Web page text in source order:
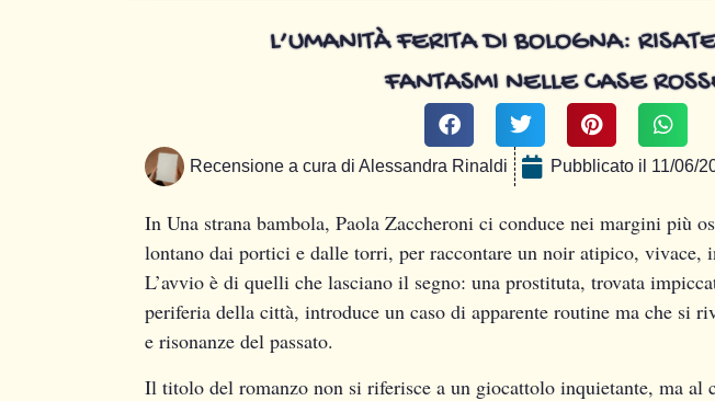
L’UMANITÀ FERITA DI BOLOGNA:
FANTASMI NELLE CASE
Recensione a cura di Alessandra Rinaldi Pubblicato il 11/06/
In Una strana bambola, Paola Zaccheroni ci conduce nei margini più
lontano dai portici e dalle torri, per raccontare un noir atipico, vivace,
L’avvio è di quelli che lasciano il segno: una prostituta, trovata
periferia della città, introduce un caso di apparente routine ma che si
e risonanze del passato.
Il titolo del romanzo non si riferisce a un giocattolo inquietante, ma al